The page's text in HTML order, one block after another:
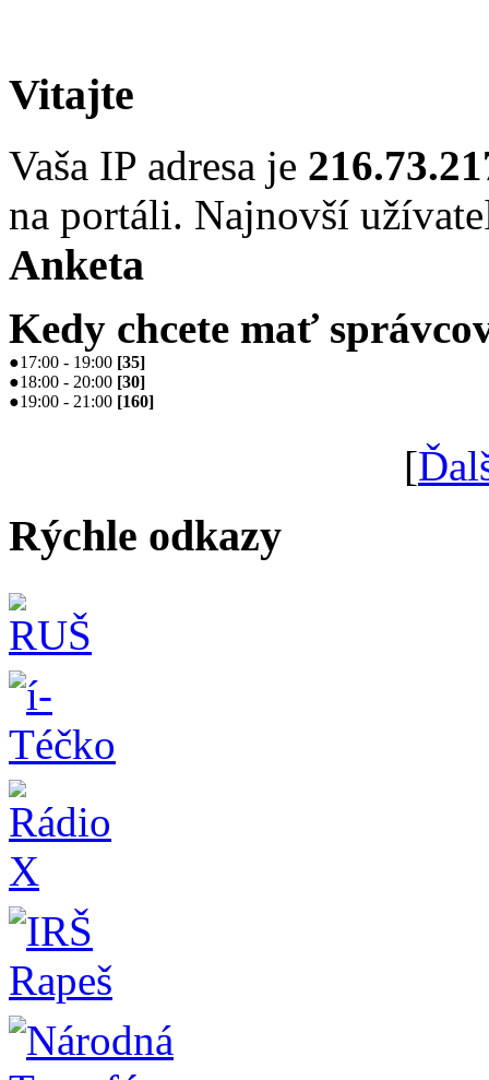
Vitajte
Vaša IP adresa je
na portáli. Najnovší
Anketa
Kedy chcete mať
●17:00 - 19:00 [35]
●18:00 - 20:00 [30]
●19:00 - 21:00 [160]
[
Rýchle odkazy